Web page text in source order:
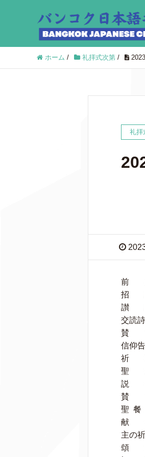
ホーム / 礼拝式次第 /
礼拝
前
招
讃 詠
交読
賛 美
信仰
祈
聖 書
説 教
賛 美
聖 餐
献
主の
頌